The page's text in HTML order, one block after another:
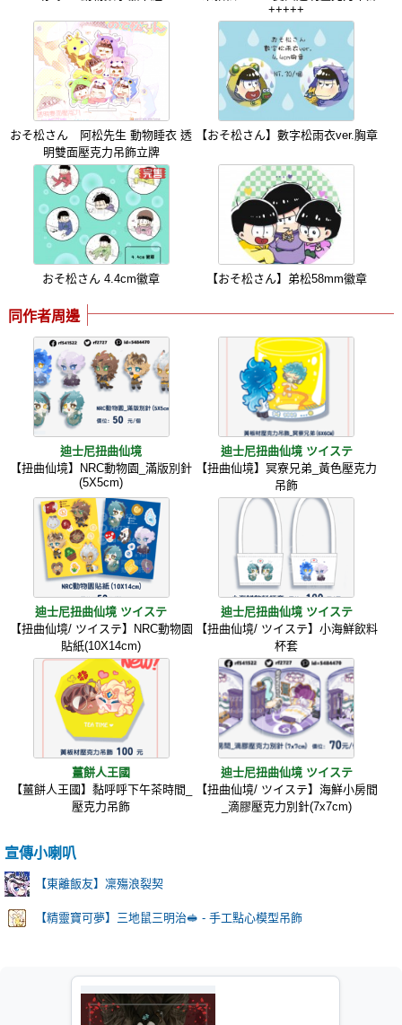
+++++
おそ松さん 阿松先生 動物睡衣 透
明雙面壓克力吊飾立牌
【おそ松さん】數字松雨衣ver.胸章
おそ松さん 4.4cm徽章 【おそ松さん】弟松58mm徽章
同作者周邊
迪士尼扭曲仙境
【扭曲仙境】NRC動物園_滿版別針
(5X5cm)
迪士尼扭曲仙境 ツイステ
【扭曲仙境】冥寮兄弟_黃色壓克力
吊飾
迪士尼扭曲仙境 ツイステ
【扭曲仙境/ ツイステ】NRC動物園
貼紙(10X14cm)
迪士尼扭曲仙境 ツイステ
【扭曲仙境/ ツイステ】小海鮮飲料
杯套
薑餅人王國
【薑餅人王國】黏呼呼下午茶時間_
壓克力吊飾
迪士尼扭曲仙境 ツイステ
【扭曲仙境/ ツイステ】海鮮小房間
_滴膠壓克力別針(7x7cm)
宣傳小喇叭
【東離飯友】凜殤浪裂契
【精靈寶可夢】三地鼠三明治🥪 - 手工點心模型吊飾